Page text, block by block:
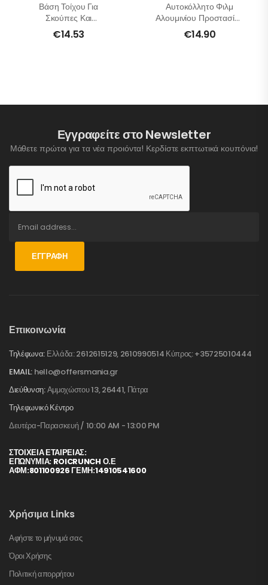
Βάση Τοίχου Για
Σκούπες Και
Σφουγγαρίστρες
€14.53
Αυτοκόλλητο Φιλμ
Αλουμινίου Προστασίας
1+1 Δώρο
€14.90
Εγγραφείτε στο Newsletter
Μάθετε πρώτοι για τα νέα προιόντα! Κερδίστε εκπτωτικά κουπόνια!
ΕΓΓΡΑΦΉ
Επικοινωνία
Τηλέφωνα: Ελλάδα: 2612615129, 2610990514 Κύπρος: +35725010444
EMAIL: hello@offersmania.gr
Διεύθυνση:Αμμοχώστου 13, 26441, Πάτρα
Τηλεφωνικό Κέντρο
Δευτέρα-Παρασκευή / 10:00 AM - 13:00 PM
ΣΤΟΙΧΕΊΑ ΕΤΑΙΡΕΊΑΣ:
ΕΠΩΝΥΜΙΑ: ROICRUNCH Ο.Ε
ΑΦΜ:801100926 ΓΕΜΗ:14910541600
Χρήσιμα Links
Αφήστε το μήνυμά σας
Όροι Χρήσης
Πολιτική απορρήτου